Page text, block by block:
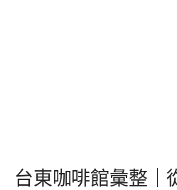
台東咖啡館彙整｜